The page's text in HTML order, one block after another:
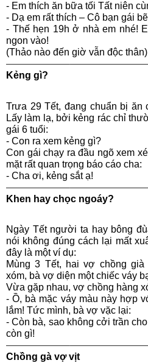
- Em thích ăn bữa tối Tất niên
- Dạ em rất thích – Cô bạn gái
- Thế hẹn 19h ở nhà em nhé!
ngon vào!
(Thảo nào đến giờ vẫn độc thân)
Kẻng gì?
Trưa 29 Tết, đang chuẩn bị ăn
Lấy làm lạ, bởi kẻng rác chỉ
gái 6 tuổi:
- Con ra xem kẻng gì?
Con gái chạy ra đầu ngõ xem
mặt rất quan trọng báo cáo cha:
- Cha ơi, kẻng sắt ạ!
Khen hay chọc ngoáy?
Ngày Tết người ta hay bông
nói không đúng cách lại mất
đây là một ví dụ:
Mùng 3 Tết, hai vợ chồng
xóm, bà vợ diện một chiếc váy
Vừa gặp nhau, vợ chồng hàng
- Ồ, bà mặc váy màu này hợp
lắm! Tức mình, bà vợ vặc lại:
- Còn bà, sao không cởi trần
còn gì!
Chồng gà vợ vịt